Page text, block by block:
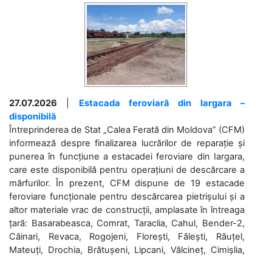
27.07.2026
Estacada feroviară din Iargara –
disponibilă
Întreprinderea de Stat „Calea Ferată din Moldova” (CFM)
informează despre finalizarea lucrărilor de reparație și
punerea în funcțiune a estacadei feroviare din Iargara,
care este disponibilă pentru operațiuni de descărcare a
mărfurilor. În prezent, CFM dispune de 19 estacade
feroviare funcționale pentru descărcarea pietrișului și a
altor materiale vrac de construcții, amplasate în întreaga
țară: Basarabeasca, Comrat, Taraclia, Cahul, Bender-2,
Căinari, Revaca, Rogojeni, Florești, Fălești, Răuțel,
Mateuți, Drochia, Brătușeni, Lipcani, Vălcineț, Cimișlia,